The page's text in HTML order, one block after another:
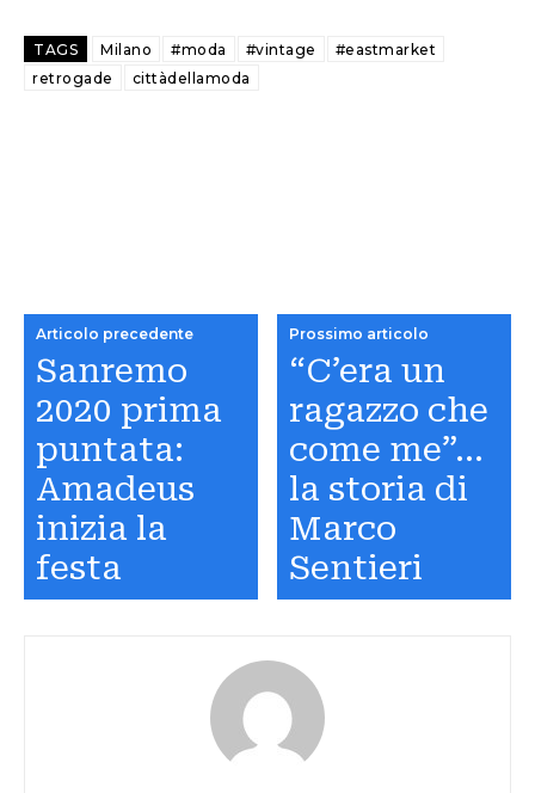
TAGS Milano #moda #vintage
#eastmarket
retrogade
cittàdellamoda
Articolo precedente
Sanremo
2020 prima
puntata:
Amadeus
inizia la
festa
Prossimo articolo
“C’era un
ragazzo che
come me”…
la storia di
Marco
Sentieri